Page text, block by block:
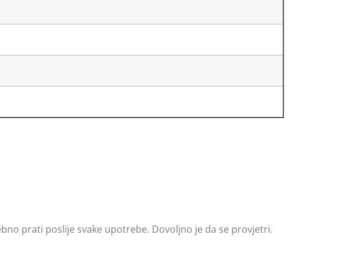
prati poslije svake upotrebe. Dovoljno je da se provjetri.